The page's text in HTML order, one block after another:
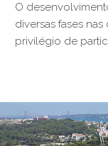
O
diversas fases
privilégio de